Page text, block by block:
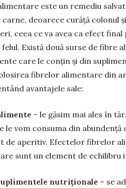
este un remediu
deoarece curăță colonul
ceea ce va avea ca efect
Există două surse de fibre
care le conțin și din
fibrelor ali­men­tare din
avantajele sale:
– le găsim mai ales în
le vom consuma din
de aperitiv. Efec­telor fibrelor
sunt un element de
nutriționale – se